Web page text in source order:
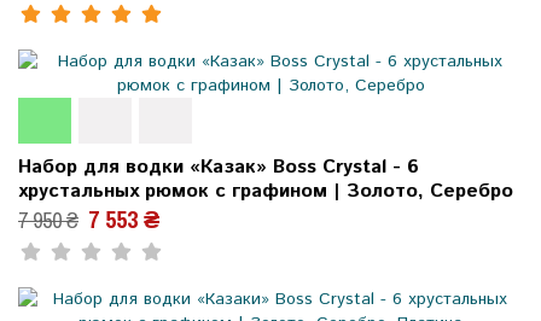
Набор для водки «Казак» Boss Crystal - 6
хрустальных рюмок с графином | Золото, Серебро
7 950 ₴ 7 553 ₴